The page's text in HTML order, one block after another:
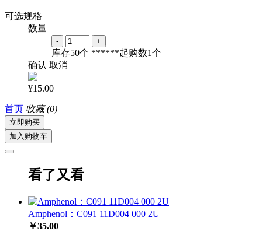
可选规格
数量
- +
库存50个 ******起购数1个
确认 取消
¥15.00
首页 收藏 (0)
立即购买
加入购物车
看了又看
Amphenol：C091 11D004 000 2U
￥35.00